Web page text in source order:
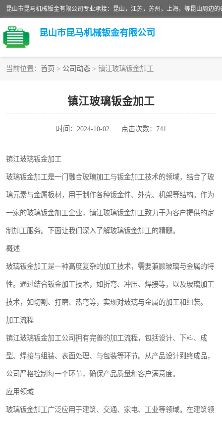
昆山市昆马机械钣金有限公司
当前位置： 首页 > 公司动态 > 镇江玻璃钣金加工
镇江玻璃钣金加工
时间：2024-10-02 点击次数：741
镇江玻璃钣金加工
玻璃钣金加工是一门融合玻璃加工与钣金加工技术的领域，结合了玻
璃元素与金属板材，用于制作各种钣金件、外壳、机架等结构。作为
一家的玻璃钣金加工企业，镇江玻璃钣金加工致力于为客户提供的定
制加工服务。下面让我们深入了解玻璃钣金加工的精髓。
概述
玻璃钣金加工是一种高度复杂的加工技术，需要兼顾玻璃与金属的特
性。通过结合钣金加工技术，如折弯、冲压、焊接等，以及玻璃加工
技术，如切割、打磨、热弯等，实现对玻璃与金属的加工和组装。
加工流程
镇江玻璃钣金加工公司拥有完善的加工流程，包括设计、下料、成
型、焊接与组装、表面处理、与包装等环节。从产品设计到终成品，
公司严格控制每一个环节，确保产品质量和客户满意度。
应用领域
玻璃钣金加工广泛应用于建筑、交通、家电、工业等领域。在建筑领
不锈钢钣金加工
中纤板钣金加工
大理石拼花钣金加工
激光切割钣金加工